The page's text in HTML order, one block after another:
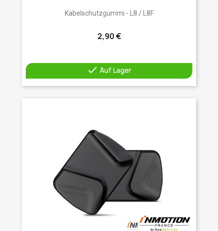
Kabelschutzgummi - L8 / L8F
2,90 €
 Auf Lager